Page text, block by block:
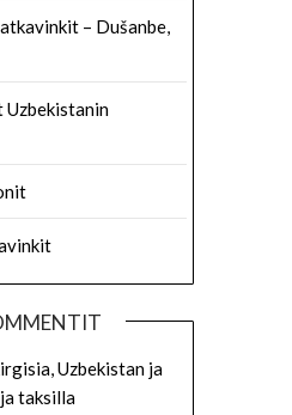
– Dušanbe,
Uzbekistanin
Uzbekistan ja
taksilla